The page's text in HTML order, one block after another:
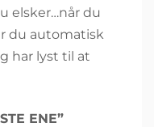
elsker…når du
du automatisk
har lyst til at
ENE”